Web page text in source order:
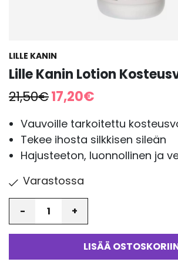
LILLE KANIN
Lille Kanin Lotion
21,50€ Alkuperäinen
hinta
oli:
21,50€.
17,20€
on:
17,20€.
Vauvoille tarkoitettu
Tekee ihosta silkkisen sileän
Hajusteeton, luonnollinen ja
Varastossa
LISÄÄ